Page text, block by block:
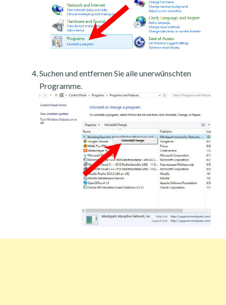
Suchen und entfernen Sie alle unerwünschten
Programme.